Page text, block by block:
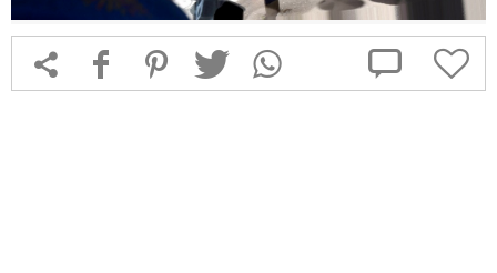
 f 1 T  